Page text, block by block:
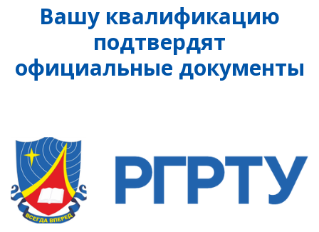
Вашу квалификацию
подтвердят
официальные документы